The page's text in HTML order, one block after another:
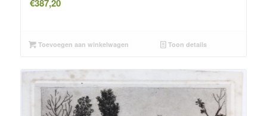
€387,20
Toevoegen aan winkelwagen Toon details